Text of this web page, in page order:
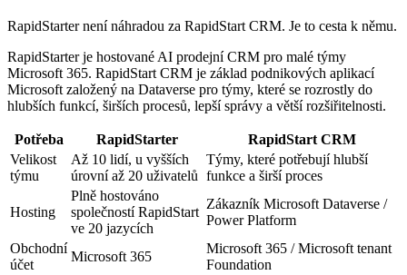
RapidStarter není náhradou za RapidStart CRM. Je to cesta k němu.
RapidStarter je hostované AI prodejní CRM pro malé týmy
Microsoft 365. RapidStart CRM je základ podnikových aplikací
Microsoft založený na Dataverse pro týmy, které se rozrostly do
hlubších funkcí, širších procesů, lepší správy a větší rozšiřitelnosti.
Potřeba RapidStarter
RapidStart CRM
Velikost
týmu
Až 10 lidí, u vyšších
úrovní až 20 uživatelů
Týmy, které potřebují hlubší
funkce a širší proces
Hosting
Plně hostováno
společností RapidStart
ve 20 jazycích
Zákazník Microsoft Dataverse /
Power Platform
Obchodní
účet
Microsoft 365
Microsoft 365 / Microsoft tenant
Foundation